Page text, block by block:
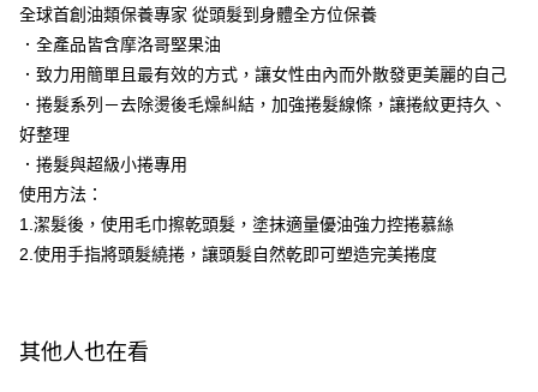
１．簡單：不需註冊會員、不需綁卡、不需儲值。
２．便利：只要手機號碼，簡訊認證，即可結帳。
３．安心：先確認商品／服務後，再付款。
【「AFTEE先享後付」結帳流程】
１．於結帳方式選擇「AFTEE先享後付」後，將跳轉至「AFTEE先享後付」
２．訂單成立數日內，您將收到繳費通知簡訊。
３．收到繳費通知簡訊後14天內，點擊此簡訊中的連結，可透過四大超商／
ATM／網路銀行／等多元方式進行付款，方視為交易完成。
※ 請注意：結帳手續完成當下不需立刻繳費，但若您需要取消訂單，請聯絡
購買商品的店家。未經商家同意取消之訂單仍視為有效，需透過AFTEE先享
客戶支援中心」https://netprotections.freshdesk.com/support/home
付款後全家取貨
付款後萊爾富取貨
每筆NT$100，滿NT$3,000(含以上)免運費
付款後7-11取貨
每筆NT$100，滿NT$3,000(含以上)免運費
宅配
每筆NT$320，滿NT$3,000(含以上)免運費
全球首創油類保養專家 從頭髮到身體全方位保養
．全產品皆含摩洛哥堅果油
．致力用簡單且最有效的方式，讓女性由內而外散發更美麗的自己
．捲髮系列－去除燙後毛燥糾結，加強捲髮線條，讓捲紋更持久、
好整理
．捲髮與超級小捲專用
使用方法：
1.潔髮後，使用毛巾擦乾頭髮，塗抹適量優油強力控捲慕絲
2.使用手指將頭髮繞捲，讓頭髮自然乾即可塑造完美捲度
其他人也在看